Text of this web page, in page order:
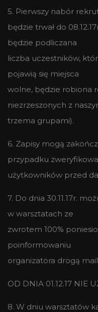
5. Pierwszy nabór
będzie trwał do
będzie podliczana
liczba uczestników,
pojawią się miejsca
wolne, będzie robiona
niezrzeszonych z
trzema grupami).
6. Zapisy mogą
przypadku
użytkowników przed
7. Do dnia 30.11.17r.
w warsztatach ze
zwrotem 100%
poinformowaniu
organizatora drogą
OD DNIA 01.12.17 NIE
8. W dniu warsztatów